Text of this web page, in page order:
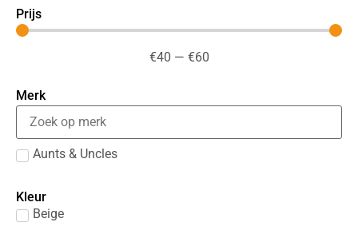
Prijs
€40 — €60
Merk
Aunts & Uncles
Kleur
Beige